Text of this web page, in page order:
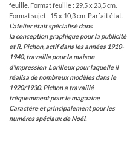
feuille. Format feuille : 29,5 x 23,5 cm.
Format sujet : 15 x 10,3 cm. Parfait état.
L’atelier était spécialisé dans
la conception graphique pour la publicité
et R. Pichon, actif dans les années 1910-
1940, travailla pour la maison
d’impression Lorilleux pour laquelle il
réalisa de nombreux modèles dans le
1920/1930.Pichon a travaillé
fréquemment pour le magazine
Caractère et principalement pour les
numéros spéciaux de Noël.